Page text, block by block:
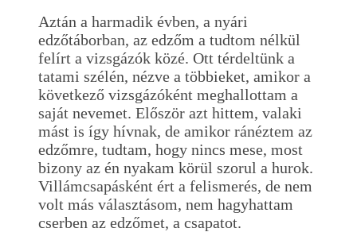
Aztán a harmadik évben, a nyári
edzőtáborban, az edzőm a tudtom nélkül
felírt a vizsgázók közé. Ott térdeltünk a
tatami szélén, nézve a többieket, amikor a
következő vizsgázóként meghallottam a
saját nevemet. Először azt hittem, valaki
mást is így hívnak, de amikor ránéztem az
edzőmre, tudtam, hogy nincs mese, most
bizony az én nyakam körül szorul a hurok.
Villámcsapásként ért a felismerés, de nem
volt más választásom, nem hagyhattam
cserben az edzőmet, a csapatot.